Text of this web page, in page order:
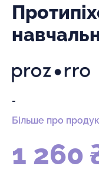
-
Більше про
1 260